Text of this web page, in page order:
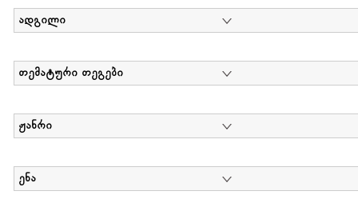
ადგილი
თემატური თეგები
ჟანრი
ენა